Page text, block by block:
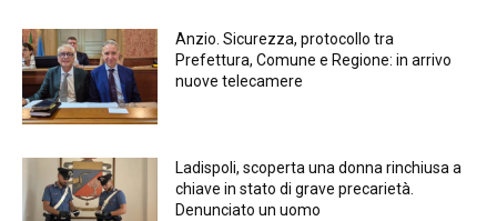
Anzio. Sicurezza, protocollo tra
Prefettura, Comune e Regione: in arrivo
nuove telecamere
Ladispoli, scoperta una donna rinchiusa a
chiave in stato di grave precarietà.
Denunciato un uomo